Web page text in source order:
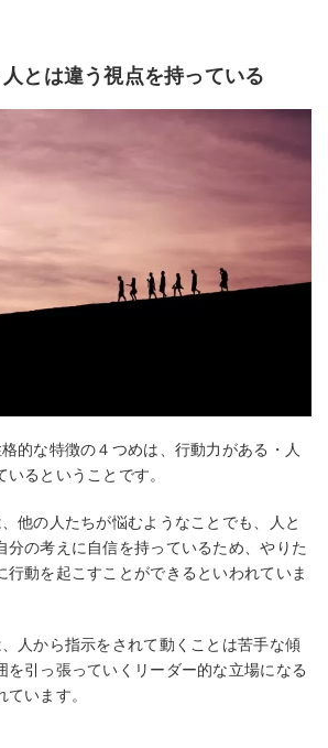
とは違う視点を持っている
的な特徴の４つめは、行動力がある・人
るということです。
他の人たちが悩むようなことでも、人と
分の考えに自信を持っているため、やりた
行動を起こすことができるといわれていま
人から指示をされて動くことは苦手な傾
を引っ張っていくリーダー的な立場になる
います。